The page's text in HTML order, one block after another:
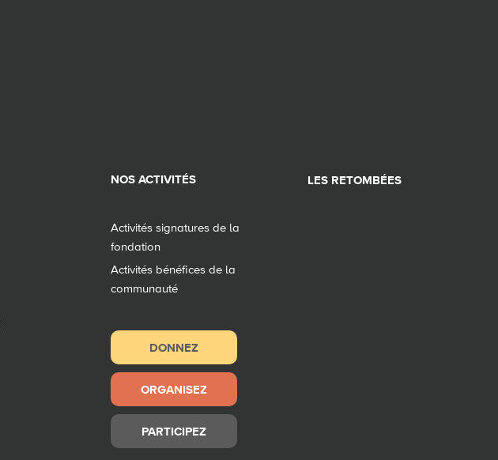
NOS ACTIVITÉS
Activités signatures de la
fondation
Activités bénéfices de la
communauté
DONNEZ
ORGANISEZ
PARTICIPEZ
LES RETOMBÉES